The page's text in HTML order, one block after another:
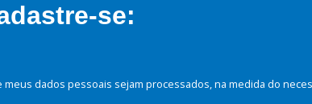
se:
dados pessoais sejam processados, na medida do